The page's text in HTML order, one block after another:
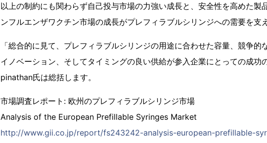
以上の制約にも関わらず自己投与市場の力強い成長と、安全性を高めた製
ンフルエンザワクチン市場の成長がプレフィラブルシリンジへの需要を支
「総合的に見て、プレフィラブルシリンジの用途に合わせた容量、競争的
イノベーション、そしてタイミングの良い供給が参入企業にとっての成功
pinathan氏は総括します。
市場調査レポート: 欧州のプレフィラブルシリンジ市場
Analysis of the European Prefillable Syringes Market
http://www.gii.co.jp/report/fs243242-analysis-european-prefillable-